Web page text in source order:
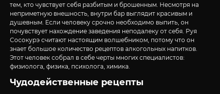
тем, кто чувствует себя разбитым и брошенным. Несмотря на
неприметную внешность, внутри бар выглядит красивым и
душевным. Если человеку срочно необходимо выпить, он
почувствует нахождение заведения неподалеку от себя. Руя
Сосокурэ считают настоящим волшебником, потому что он
знает большое количество рецептов алкогольных напитков.
Этот человек собрал в себе черты многих специалистов:
физиолога, физика, психолога, химика.
Чудодейственные рецепты